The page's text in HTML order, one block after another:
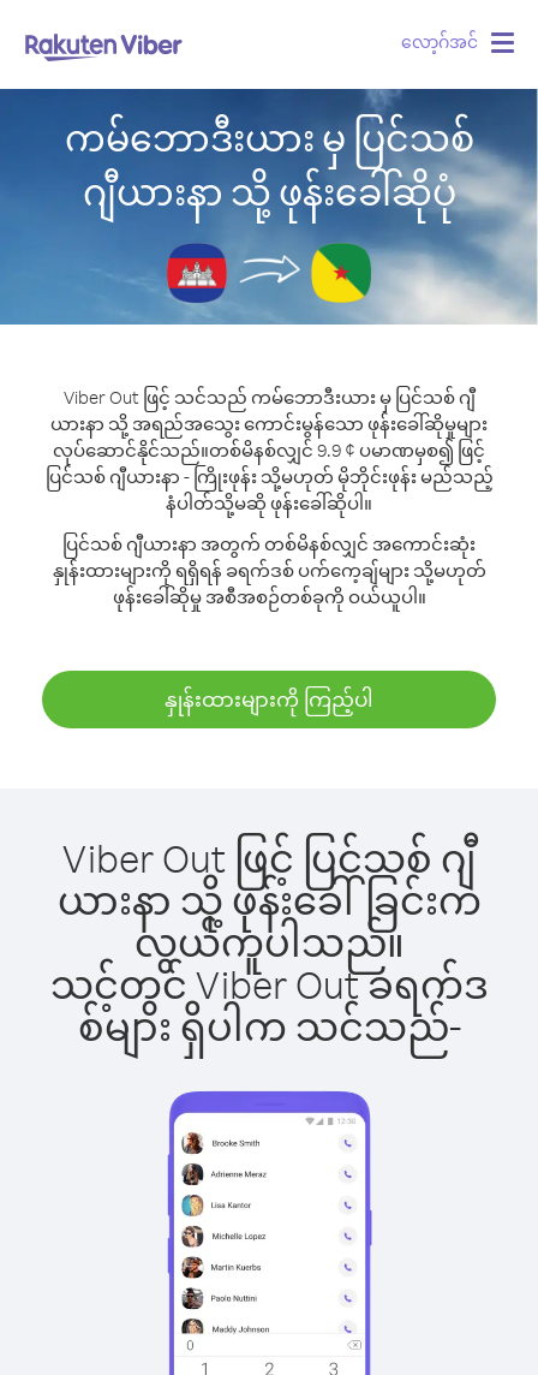
လော့ဂ်အင်
ကမ်ဘောဒီးယား မှ ပြင်သစ်
ဂျီယားနာ သို့ ဖုန်းခေါ်ဆိုပုံ
Viber Out ဖြင့် သင်သည် ကမ်ဘောဒီးယား မှ ပြင်သစ် ဂျီ
ယားနာ သို့ အရည်အသွေး ကောင်းမွန်သော ဖုန်းခေါ်ဆိုမှုများ
လုပ်ဆောင်နိုင်သည်။တစ်မိနစ်လျှင် 9.9 ¢ ပမာဏမှစ၍ ဖြင့်
ပြင်သစ် ဂျီယားနာ - ကြိုးဖုန်း သို့မဟုတ် မိုဘိုင်းဖုန်း မည်သည့်
နံပါတ်သို့မဆို ဖုန်းခေါ်ဆိုပါ။
ပြင်သစ် ဂျီယားနာ အတွက် တစ်မိနစ်လျှင် အကောင်းဆုံး
နှုန်းထားများကို ရရှိရန် ခရက်ဒစ် ပက်ကေ့ချ်များ သို့မဟုတ်
ဖုန်းခေါ်ဆိုမှု အစီအစဉ်တစ်ခုကို ဝယ်ယူပါ။
နှုန်းထားများကို ကြည့်ပါ
Viber Out ဖြင့် ပြင်သစ် ဂျီ
ယားနာ သို့ ဖုန်းခေါ်ခြင်းက
လွယ်ကူပါသည်။
သင့်တွင် Viber Out ခရက်ဒ
စ်များ ရှိပါက သင်သည်-